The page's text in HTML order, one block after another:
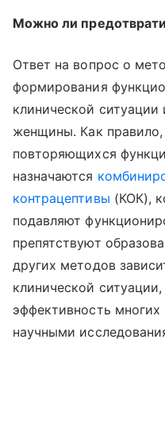
Можно ли
Ответ на вопрос о
формирования
клинической
женщины. Как правило,
повторяющихся
назначаются
контрацептивы (КОК),
подавляют
препятствуют
других методов
клинической
эффективность
научными